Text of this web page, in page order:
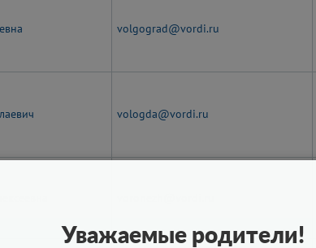
volgograd@vordi.ru
vologda@vordi.ru
Уважаемые родители!